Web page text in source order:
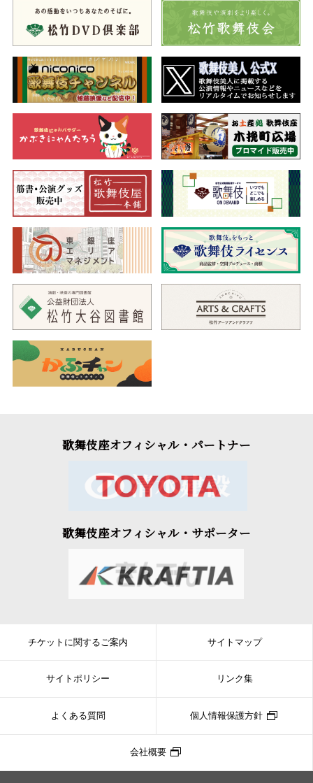
歌舞伎座オフィシャル・パートナー
歌舞伎座オフィシャル・サポーター
チケットに関するご案内 サイトマップ
サイトポリシー リンク集
よくある質問 個人情報保護方針
会社概要